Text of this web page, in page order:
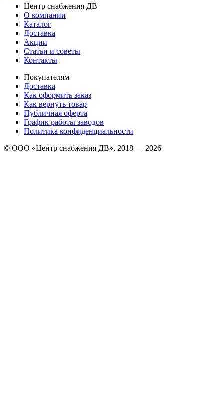
Центр снабжения ДВ
О компании
Каталог
Доставка
Акции
Статьи и советы
Контакты
Покупателям
Доставка
Как оформить заказ
Как вернуть товар
Публичная оферта
График работы заводов
Политика конфиденциальности
© ООО «Центр снабжения ДВ», 2018 — 2026